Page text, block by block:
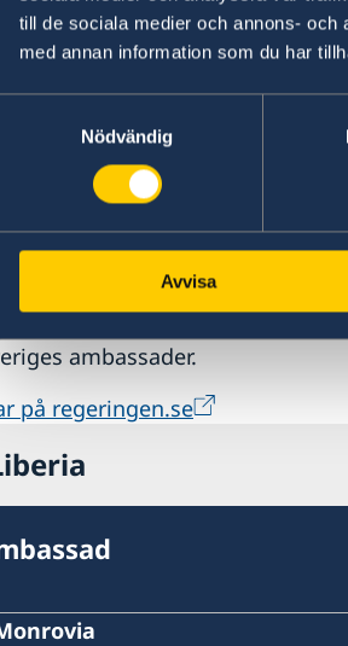
till de sociala medier och annons-
med annan information som du har
Nödvändig
Avvisa
direkt i fickan
finns råd och
ambassader.
på regeringen.se